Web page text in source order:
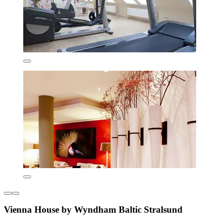
Vienna House by Wyndham Baltic Stralsund